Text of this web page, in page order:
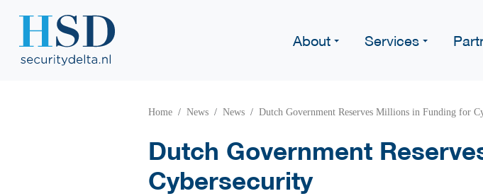
About Services
Home News News Dutch Government Reserves Millions in Funding for
Dutch Government
Cybersecurity